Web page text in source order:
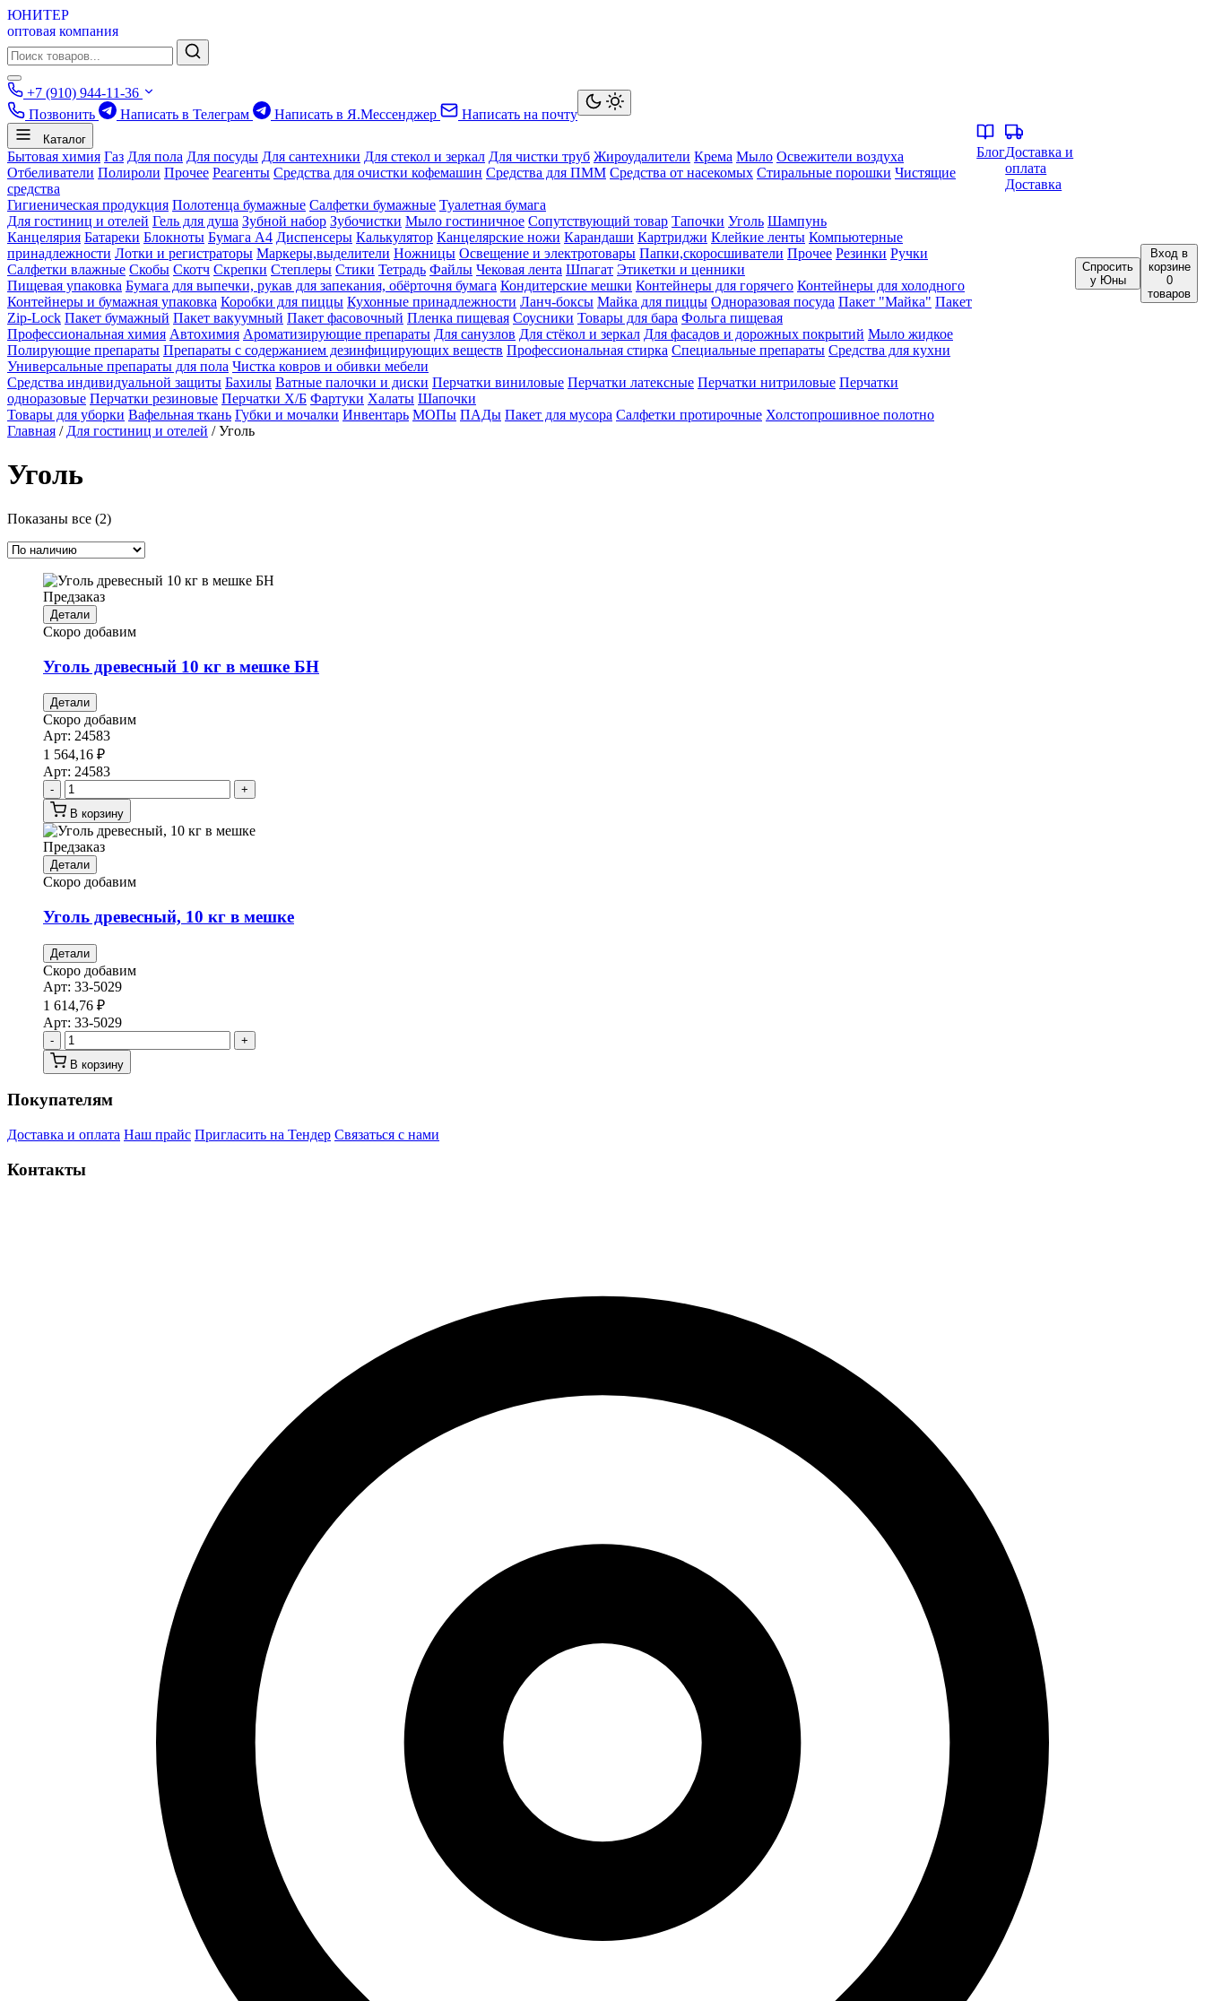
ЮНИТЕР
оптовая компания
+7 (910) 944-11-36
Позвонить
Написать в Телеграм Написать в Я.Мессенджер Написать на почту
Каталог
Бытовая химия Газ Для пола Для посуды Для сантехники Для стекол и зеркал Для чистки труб Жироудалители Крема Мыло Освежители воздуха
Отбеливатели Полироли Прочее Реагенты Средства для очистки кофемашин Средства для ПММ Средства от насекомых Стиральные порошки Чистящие
средства
Гигиеническая продукция Полотенца бумажные Салфетки бумажные Туалетная бумага
Для гостиниц и отелей Гель для душа Зубной набор Зубочистки Мыло гостиничное Сопутствующий товар Тапочки Уголь Шампунь
Канцелярия Батареки Блокноты Бумага А4 Диспенсеры Калькулятор Канцелярские ножи Карандаши Картриджи Клейкие ленты Компьютерные
принадлежности Лотки и регистраторы Маркеры,выделители Ножницы Освещение и электротовары Папки,скоросшиватели Прочее Резинки Ручки
Салфетки влажные Скобы Скотч Скрепки Степлеры Стики Тетрадь Файлы Чековая лента Шпагат Этикетки и ценники
Пищевая упаковка Бумага для выпечки, рукав для запекания, обёрточня бумага Кондитерские мешки Контейнеры для горячего Контейнеры для холодного
Контейнеры и бумажная упаковка Коробки для пиццы Кухонные принадлежности Ланч-боксы Майка для пиццы Одноразовая посуда Пакет "Майка" Пакет
Zip-Lock Пакет бумажный Пакет вакуумный Пакет фасовочный Пленка пищевая Соусники Товары для бара Фольга пищевая
Профессиональная химия Автохимия Ароматизирующие препараты Для санузлов Для стёкол и зеркал Для фасадов и дорожных покрытий Мыло жидкое
Полирующие препараты Препараты с содержанием дезинфицирующих веществ Профессиональная стирка Специальные препараты Средства для кухни
Универсальные препараты для пола Чистка ковров и обивки мебели
Средства индивидуальной защиты Бахилы Ватные палочки и диски Перчатки виниловые Перчатки латексные Перчатки нитриловые Перчатки
одноразовые Перчатки резиновые Перчатки Х/Б Фартуки Халаты Шапочки
Товары для уборки Вафельная ткань Губки и мочалки Инвентарь МОПы ПАДы Пакет для мусора Салфетки протирочные Холстопрошивное полотно
БлогДоставка и
оплата
Доставка
Спросить
у Юны
Вход в
корзине
0
товаров
Главная / Для гостиниц и отелей / Уголь
Уголь
Показаны все (2)
Предзаказ
Детали
Скоро добавим
Уголь древесный 10 кг в мешке БН
Детали
Скоро добавим
Арт: 24583
1 564,16 ₽
Арт: 24583
-
+
В корзину
Предзаказ
Детали
Скоро добавим
Уголь древесный, 10 кг в мешке
Детали
Скоро добавим
Арт: 33-5029
1 614,76 ₽
Арт: 33-5029
-
+
В корзину
Покупателям
Доставка и оплата Наш прайс Пригласить на Тендер Связаться с нами
Контакты